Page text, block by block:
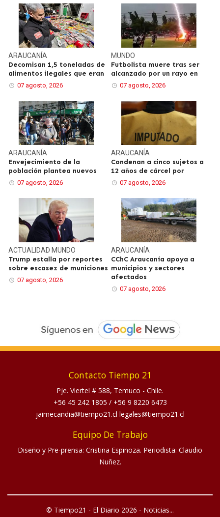
ARAUCANÍA
Decomisan 1,5 toneladas de
alimentos ilegales que eran
07 agosto, 2026
MUNDO
Futbolista muere tras ser
alcanzado por un rayo en
07 agosto, 2026
ARAUCANÍA
Envejecimiento de la
población plantea nuevos
07 agosto, 2026
ARAUCANÍA
Condenan a cinco sujetos a
12 años de cárcel por
07 agosto, 2026
ACTUALIDADMUNDO
Trump estalla por reportes
sobre escasez de municiones
07 agosto, 2026
ARAUCANÍA
CChC Araucanía apoya a
municipios y sectores
afectados
07 agosto, 2026
Contacto Tiempo 21
Pje. Viertel # 588, Temuco - Chile.
+56 45 242 1805 / +56 9 8220 6473
jaimecandia@tiempo21.cl legales@tiempo21.cl
Equipo De Trabajo
Diseño y Pre-prensa: Cristina Espinoza. Periodista: Claudio
Nuñez.
© Tiempo21 - El Diario 2026 - Noticias...